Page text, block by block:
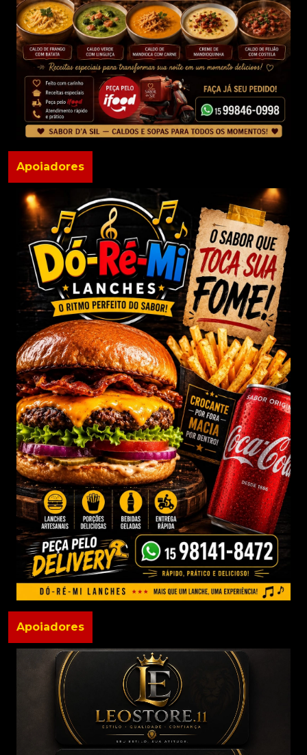
Apoiadores
Apoiadores